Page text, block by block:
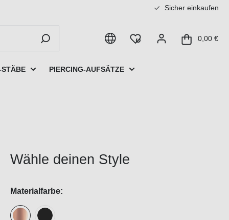
Sicher einkaufen
0,00 €
STÄBE PIERCING-AUFSÄTZE
Wähle deinen Style
Materialfarbe: